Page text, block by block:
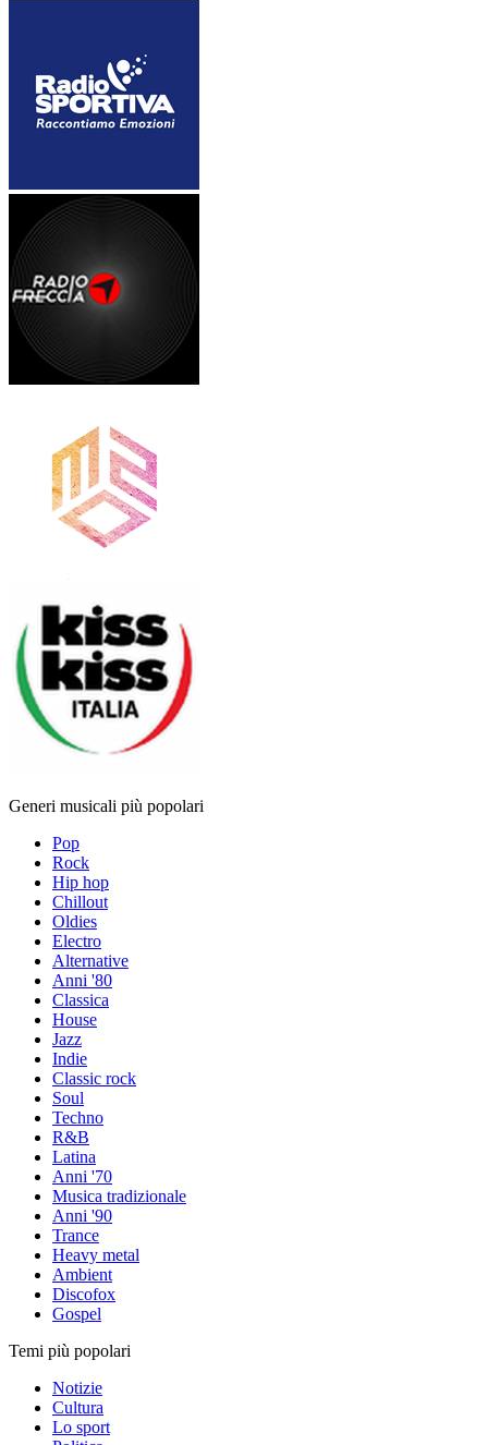
Generi musicali più popolari
Pop
Rock
Hip hop
Chillout
Oldies
Electro
Alternative
Anni '80
Classica
House
Jazz
Indie
Classic rock
Soul
Techno
R&B
Latina
Anni '70
Musica tradizionale
Anni '90
Trance
Heavy metal
Ambient
Discofox
Gospel
Temi più popolari
Notizie
Cultura
Lo sport